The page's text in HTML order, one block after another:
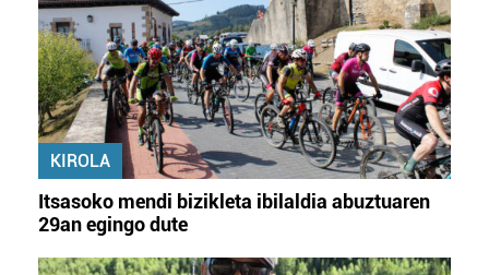
KIROLA
Itsasoko mendi bizikleta ibilaldia abuztuaren
29an egingo dute